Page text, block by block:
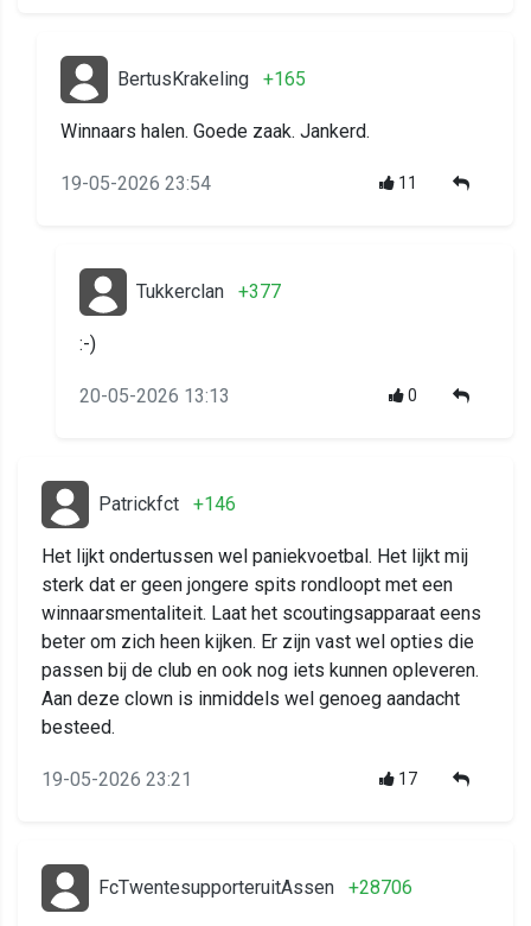
BertusKrakeling +165
Winnaars halen. Goede zaak. Jankerd.
19-05-2026 23:54 11
Tukkerclan +377
:-)
20-05-2026 13:13 0
Patrickfct +146
Het lijkt ondertussen wel paniekvoetbal. Het lijkt mij
sterk dat er geen jongere spits rondloopt met een
winnaarsmentaliteit. Laat het scoutingsapparaat eens
beter om zich heen kijken. Er zijn vast wel opties die
passen bij de club en ook nog iets kunnen opleveren.
Aan deze clown is inmiddels wel genoeg aandacht
besteed.
19-05-2026 23:21 17
FcTwentesupporteruitAssen +28706